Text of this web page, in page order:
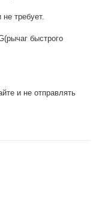
требует.
быстрого
и не отправлять